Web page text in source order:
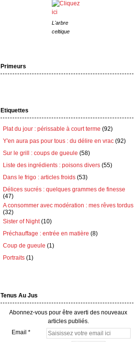
L'arbre
celtique
Primeurs
Etiquettes
Plat du jour : périssable à court terme (92)
Y'en aura pas pour tous : du délire en vrac (92)
Sur le grill : coups de gueule (58)
Liste des ingrédients : poisons divers (55)
Dans le frigo : articles froids (53)
Délices sucrés : quelques grammes de finesse
(47)
A consommer avec modération : mes rêves tordus
(32)
Sister of Night(10)
Préchauffage : entrée en matière (8)
Coup de gueule (1)
Portraits (1)
Tenus Au Jus
Abonnez-vous pour être averti des nouveaux
articles publiés.
Email